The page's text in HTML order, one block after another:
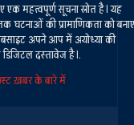
महत्वपूर्ण सूचना स्रोत है। यह
घटनाओं की प्रामाणिकता को बनाए
अपने आप में अयोध्या की
दस्तावेज है।.
ख़बर के बारे में